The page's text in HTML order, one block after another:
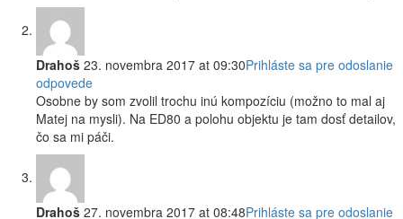
Drahoš 23. novembra 2017 at 09:30Prihláste sa pre odoslanie
odpovede
Osobne by som zvolil trochu inú kompozíciu (možno to mal aj
Matej na mysli). Na ED80 a polohu objektu je tam dosť detailov,
čo sa mi páči.
Drahoš 27. novembra 2017 at 08:48Prihláste sa pre odoslanie